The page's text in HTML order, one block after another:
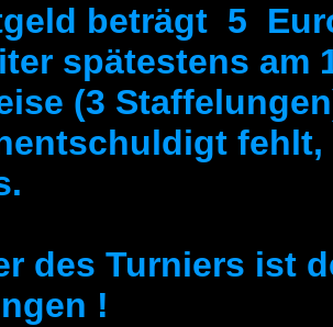
beträgt 5
spätestens am
(3
des Turniers ist
!